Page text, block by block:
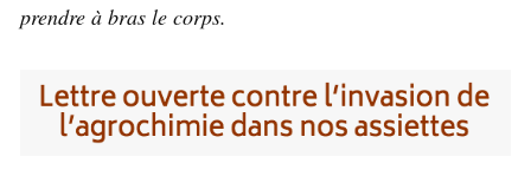
prendre à bras le corps.